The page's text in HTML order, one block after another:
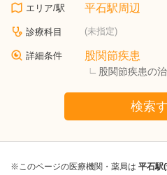
エリア/駅 平石駅周辺
診療科目 (未指定)
詳細条件 股関節疾患
股関節疾患の
検索
※このページの医療機関・薬局は 平石駅